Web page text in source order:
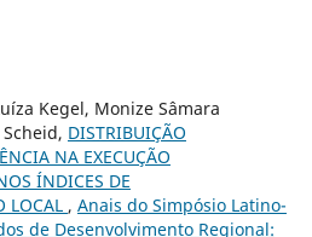
Kegel, Monize Sâmara
DISTRIBUIÇÃO
NA EXECUÇÃO
ÍNDICES DE
LOCAL , Anais do Simpósio Latino-
de Desenvolvimento Regional: